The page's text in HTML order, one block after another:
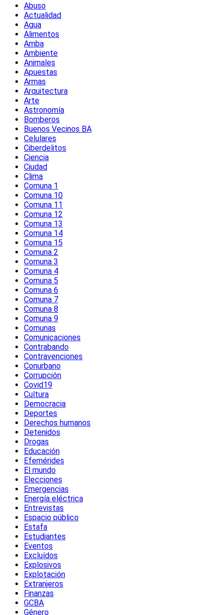
Abuso
Actualidad
Agua
Alimentos
Amba
Ambiente
Animales
Apuestas
Armas
Arquitectura
Arte
Astronomía
Bomberos
Buenos Vecinos BA
Celulares
Ciberdelitos
Ciencia
Ciudad
Clima
Comuna 1
Comuna 10
Comuna 11
Comuna 12
Comuna 13
Comuna 14
Comuna 15
Comuna 2
Comuna 3
Comuna 4
Comuna 5
Comuna 6
Comuna 7
Comuna 8
Comuna 9
Comunas
Comunicaciones
Contrabando
Contravenciones
Conurbano
Corrupción
Covid19
Cultura
Democracia
Deportes
Derechos humanos
Detenidos
Drogas
Educación
Efemérides
El mundo
Elecciones
Emergencias
Energía eléctrica
Entrevistas
Espacio público
Estafa
Estudiantes
Eventos
Excluídos
Explosivos
Explotación
Extranjeros
Finanzas
GCBA
Género